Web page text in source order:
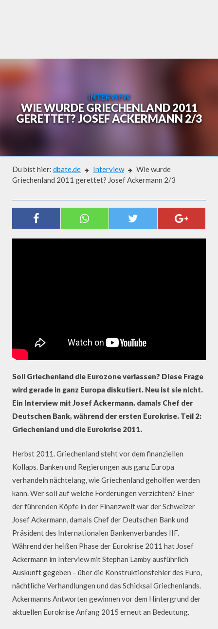
INTERVIEW
WIE WURDE GRIECHENLAND 2011
GERETTET? JOSEF ACKERMANN 2/3
Du bist hier: dbate.de Interview
Wie wurde
Griechenland 2011 gerettet? Josef Ackermann 2/3
WIE WURDE GRIECHENLAND 2011
GERETTET? JOSEF ACKERMANN
2/3
Soll Griechenland die Eurozone verlassen? Diese Frage
wird gerade in ganz Europa diskutiert. Neu ist sie nicht.
Ein Interview mit Josef Ackermann, damals Chef der
Deutschen Bank, während der ersten Eurokrise. Teil 2:
Griechenland und die Eurokrise 2011.
Herbst 2011. Griechenland steht vor dem finanziellen
Kollaps. Banken und Regierungen aus ganz Europa
verhandeln nächtelang, wie Griechenland geholfen werden
kann. Wer soll auf welche Forderungen verzichten? Einer
der führenden Köpfe in der Finanzwelt war der Schweizer
Josef Ackermann, damals Chef der Deutschen Bank und
Präsident des Internationalen Bankenverbandes IIF.
Während der heißen Phase der Eurokrise 2011 hat Josef
Ackermann im Interview mit Stephan Lamby ausführlich
Auskunft gegeben – über die Konstruktionsfehler des Euro,
nächtliche Verhandlungen und das Schicksal Griechenlands.
Ackermanns Antworten gewinnen vor dem Hintergrund der
aktuellen Eurokrise Anfang 2015 erneut an Bedeutung.